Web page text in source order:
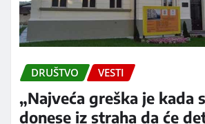
DRUŠTVO VESTI
„Najveća greška je kada
donese iz straha da će